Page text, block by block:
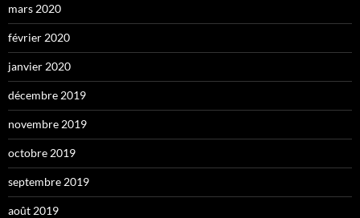
mars 2020
février 2020
janvier 2020
décembre 2019
novembre 2019
octobre 2019
septembre 2019
août 2019